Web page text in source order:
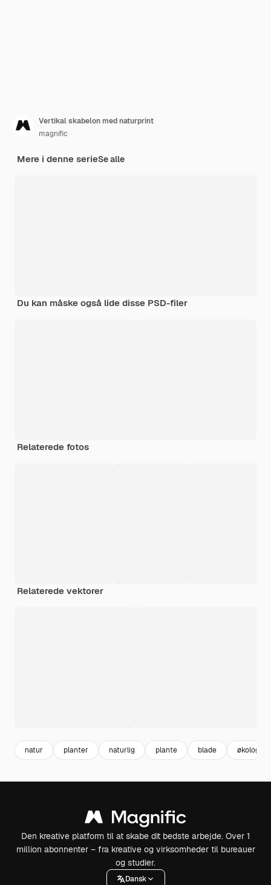
Vertikal skabelon med naturprint
magnific
Mere i denne serieSe alle
Du kan måske også lide disse PSD-filer
Relaterede fotos
Relaterede vektorer
natur planter naturlig plante blade økologisk
Den kreative platform til at skabe dit bedste arbejde. Over 1
million abonnenter – fra kreative og virksomheder til bureauer
og studier.
Dansk